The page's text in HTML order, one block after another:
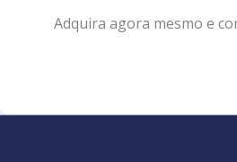
Adquira agora mesmo e